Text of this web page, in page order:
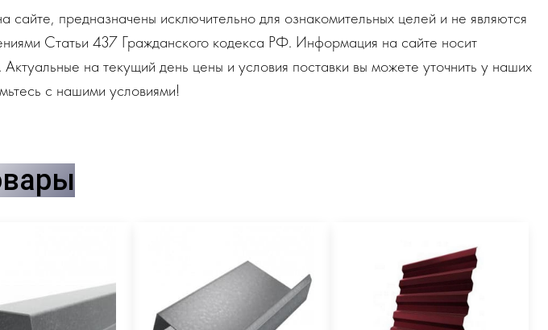
предназначены исключительно для ознакомительных целей и не являются
Статьи 437 Гражданского кодекса РФ. Информация на сайте носит
на текущий день цены и условия поставки вы можете уточнить у наших
с нашими условиями!